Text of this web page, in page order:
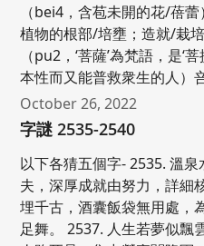
（bei4，含苞未開的花/蓓
植物的根部/培壅；造就/栽
（pu2，‘菩薩’為梵語，是‘
本性而又能普救衆生的人）
October 26, 2022
字謎 2535-2540
以下各猜五個字- 2535. 溫
夫，深厚成就由努力，詳細
埋千古，酒囊飯袋無用處，
足舞。 2537. 人生若夢似飄